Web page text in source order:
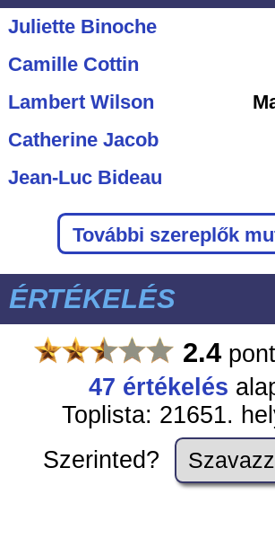
Juliette Binoche
Camille Cottin
Lambert Wilson
Catherine Jacob
Jean-Luc Bideau
További szereplők
ÉRTÉKELÉS
2.4pont
47 értékelés
Toplista: 21651.
Szerinted?